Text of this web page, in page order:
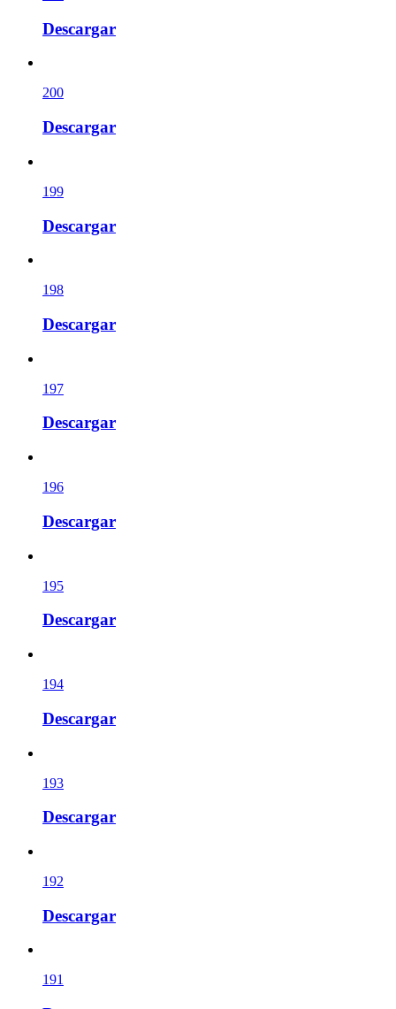
Descargar
200
Descargar
199
Descargar
198
Descargar
197
Descargar
196
Descargar
195
Descargar
194
Descargar
193
Descargar
192
Descargar
191